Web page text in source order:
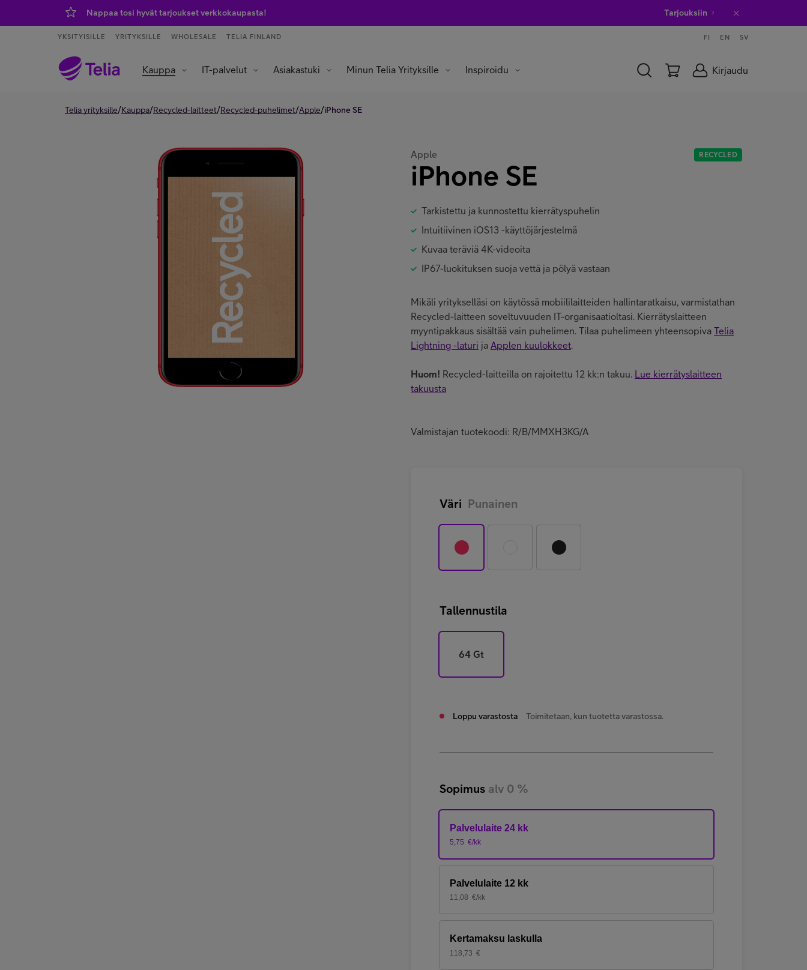
Nappaa tosi hyvät tarjoukset verkkokaupasta! Tarjouksiin
YKSITYISILLE YRITYKSILLE WHOLESALE TELIA FINLAND FI EN SV
Kauppa IT-palvelut Asiakastuki Minun Telia Yrityksille Inspiroidu Kirjaudu
Telia yrityksille/Kauppa/Recycled-laitteet/Recycled-puhelimet/Apple/iPhone SE
RECYCLED
Apple
iPhone SE
Tarkistettu ja kunnostettu kierrätyspuhelin
Intuitiivinen iOS13 -käyttöjärjestelmä
Kuvaa teräviä 4K-videoita
IP67-luokituksen suoja vettä ja pölyä vastaan
Mikäli yritykselläsi on käytössä mobiililaitteiden hallintaratkaisu, varmistathan
Recycled-laitteen soveltuvuuden IT-organisaatioltasi. Kierrätyslaitteen
myyntipakkaus sisältää vain puhelimen. Tilaa puhelimeen yhteensopiva Telia
Lightning -laturi ja Applen kuulokkeet.
Huom! Recycled-laitteilla on rajoitettu 12 kk:n takuu. Lue kierrätyslaitteen
takuusta
Valmistajan tuotekoodi: R/B/MMXH3KG/A
Väri Punainen
Tallennustila
64 Gt
Loppu varastosta Toimitetaan, kun tuotetta varastossa.
Sopimus alv 0 %
Palvelulaite 24 kk
5,75 €/kk
Palvelulaite 12 kk
11,08 €/kk
Kertamaksu laskulla
118,73 €